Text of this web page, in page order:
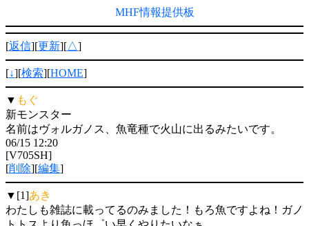
MHF情報提供板
[返信][更新][△]
[↓][検索][HOME]
▼ もぐ
新モンスター
名前はヴォルガノス、魚竜種で火山に出るみたいです。
06/15 12:20
[V705SH]
[削除][編集]
▼[1]あき
わたしも雑誌に載ってるのみました！もろ魚ですよね！ガノ